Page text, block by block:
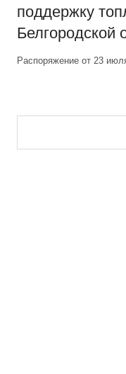
поддержку
Белгородской
Распоряжение от 23